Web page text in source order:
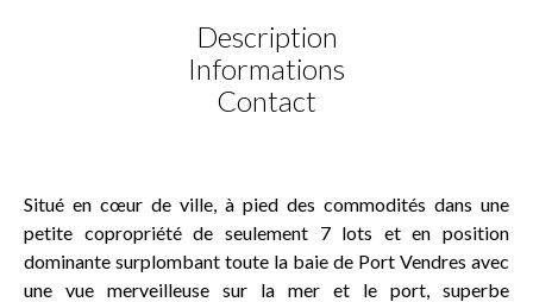
Description
Informations
Contact
Situé en cœur de ville, à pied des commodités dans une
petite copropriété de seulement 7 lots et en position
dominante surplombant toute la baie de Port Vendres avec
une vue merveilleuse sur la mer et le port, superbe